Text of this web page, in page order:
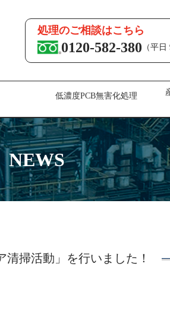
処理のご相談はこちら
0120-582-380 （平日
低濃度PCB無害化処理
NEWS
ア清掃活動」を行いました！